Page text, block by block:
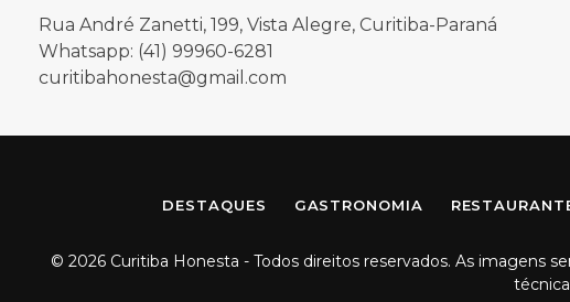
Rua André Zanetti, 199, Vista Alegre, Curitiba-Paraná
Whatsapp: (41) 99960-6281
curitibahonesta@gmail.com
DESTAQUES GASTRONOMIA
© 2026 Curitiba Honesta - Todos direitos reservados. As imagens